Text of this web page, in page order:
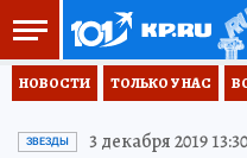
НОВОСТИ ТОЛЬКО У НАС
ЗВЕЗДЫ 3 декабря 2019 13:30